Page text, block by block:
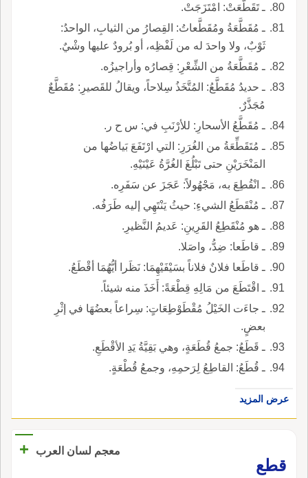
ـ تَقَطَّعَتْ: امْتَزَجَتْ.
ـ مُقَطَّعَةُ ومُقَطَّعاتُ: القِصارُ من الثيابِ، الواحدُ:
ثَوْبٌ، ولا واحدَ له من لَفْظِه، أو بُرودٌ عليها وشْيٌ.
ـ مُقَطَّعَةُ من الشِّعْرِ: قِصارُه وأراجيزُه.
ـ حديدُ مُقَطَّعُ: المُتَّخَذُ سِلاحاً، ويقالُ للقَصيرِ: مُقَطَّعٌ
مُجَذَّرٌ.
ـ مُقَطَّعُ الأسحارِ: للأرْنَبِ في: س ح ر.
ـ مُتَقَطِّعَةُ من الغُرَرِ: التي ارْتَفَعَ بَياضُها من
المَنْخَرَيْنِ حتى تَبْلُغَ الغُرَّةُ عَيْنَيْهِ.
ـ انْقُطِعَ به، مَجْهُولاً: عَجَزَ عن سَفَرِه.
ـ مُنْقَطَعُ الشيءِ: حيثُ يَنْتَهِي إليه طَرَفُه.
ـ هو مُنْقَطِعُ القَرِينِ: عَديمُ النَّظيرِ.
ـ قاطَعا: ضِدُّ، واصَلا.
ـ قاطَعا فلانٌ فلاناً بسَيْفَيْهِمَا: نَظَرا أيُّهُمَا أقْطَعُ.
ـ اقْتَطَعَ من مَالِهِ قِطْعَةً: أَخَذَ منه شيئاً.
ـ جاءَت الخَيْلُ مُقْطَوْطِعَاتٍ: سِراعاً بعضُهَا في إثْرِ
بعضٍ.
ـ قَطَعُ: جمعُ قُطَعَةٍ، وهي بَقِيَّةُ يَدِ الأقْطَعِ.
ـ قُطَعُ: القاطِعُ لِرَحمِهِ، وجمعُ قُطْعَةٍ.
عرض المزيد
معجم لسان العرب
+
قطع